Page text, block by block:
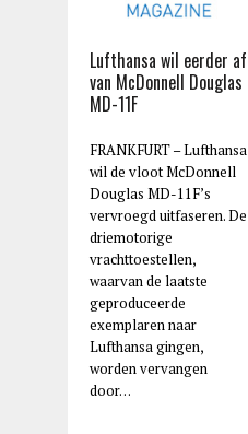
Lufthansa wil eerder af
van McDonnell Douglas
MD-11F
FRANKFURT – Lufthansa
wil de vloot McDonnell
Douglas MD-11F’s
vervroegd uitfaseren. De
driemotorige
vrachttoestellen,
waarvan de laatste
geproduceerde
exemplaren naar
Lufthansa gingen,
worden vervangen
door…